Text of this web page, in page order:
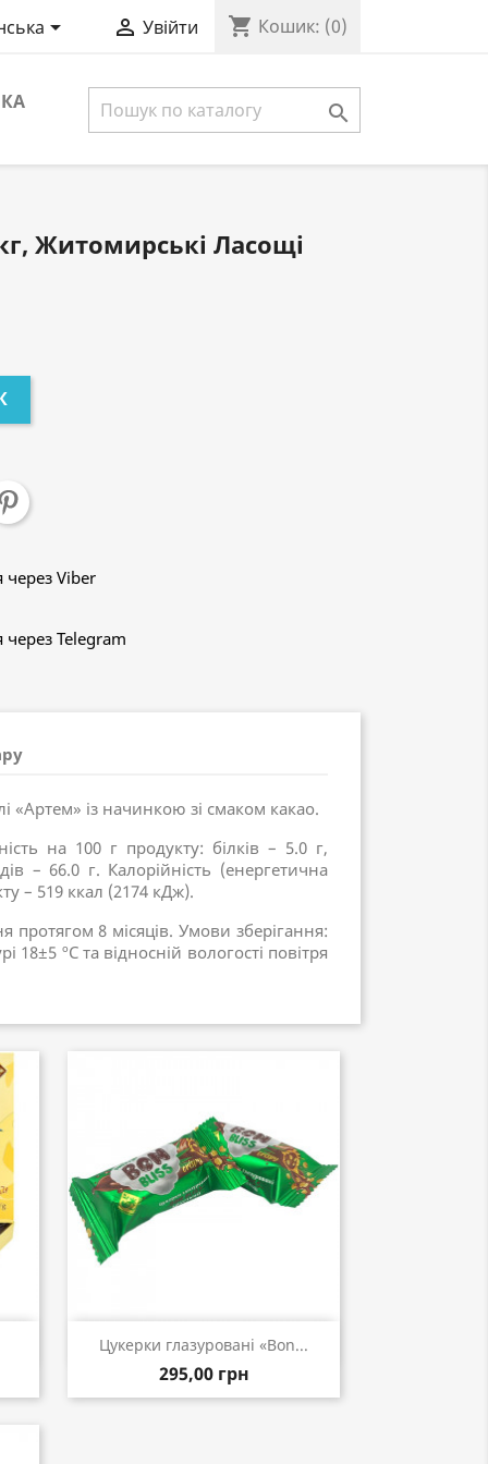
  Увійти shopping_cart Кошик: (0)

Житомирські Ласощі
Viber
Telegram
«Артем» із начинкою зі смаком какао.
на 100 г продукту: білків – 5.0 г,
– 66.0 г. Калорійність (енергетична
– 519 ккал (2174 кДж).
8 місяців. Умови зберігання:
18±5 ºC та відносній вологості повітря
Цукерки глазуровані «Bon...
295,00 грн
Швидкий перегляд